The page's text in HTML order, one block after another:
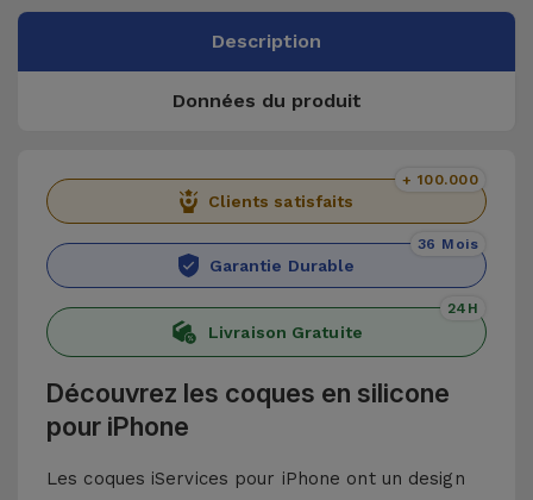
Description
Données du produit
Clients satisfaits
+ 100.000
Garantie Durable
36 Mois
Livraison Gratuite
24H
Découvrez les coques en silicone
pour iPhone
Les coques iServices pour iPhone ont un design